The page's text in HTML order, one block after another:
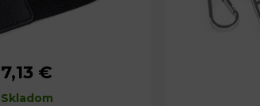
3,8 cm
113 cm
7,13 €
Skladom